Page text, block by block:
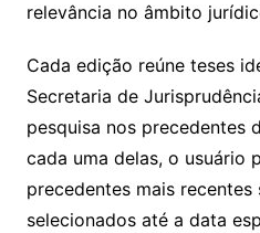
relevância no âmbito
Cada edição reúne teses
Secretaria de
pesquisa nos precedentes
cada uma delas, o usuário
precedentes mais recentes
selecionados até a data